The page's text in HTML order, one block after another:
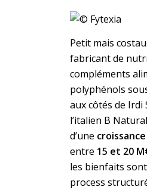
Petit mais
fabricant de
compléments
polyphénols
aux côtés de Irdi
l’italien B
d’une
entre 15 et 20
les bienfaits
process